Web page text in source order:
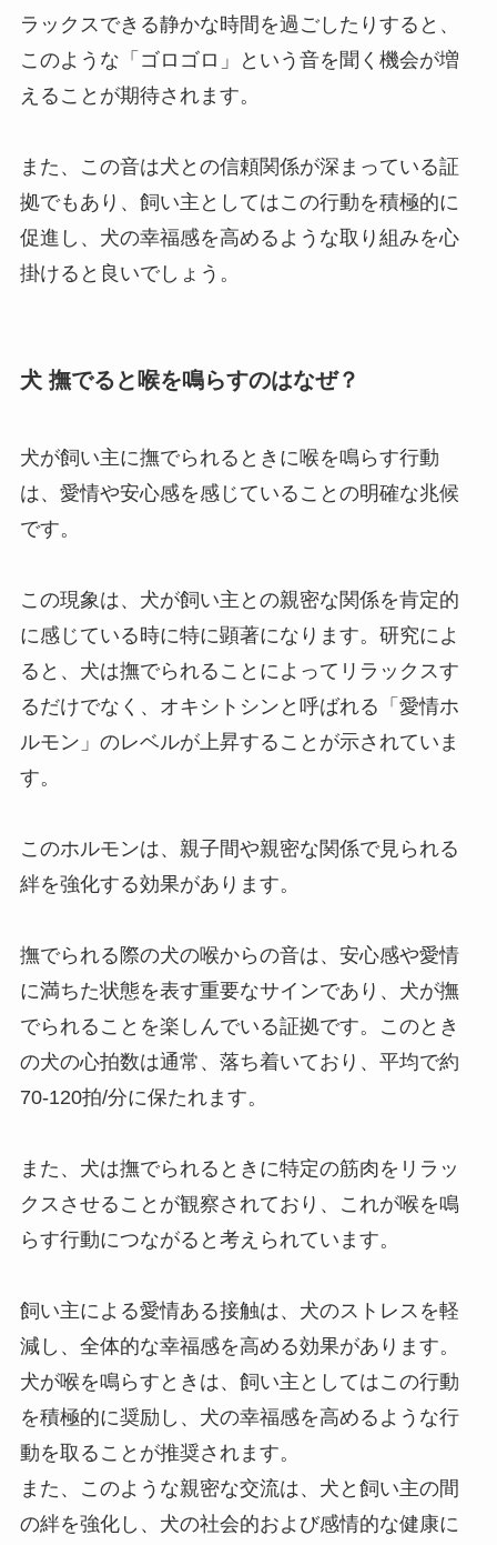
ラックスできる静かな時間を過ごしたりすると、
このような「ゴロゴロ」という音を聞く機会が増
えることが期待されます。
また、この音は犬との信頼関係が深まっている証
拠でもあり、飼い主としてはこの行動を積極的に
促進し、犬の幸福感を高めるような取り組みを心
掛けると良いでしょう。
犬 撫でると喉を鳴らすのはなぜ？
犬が飼い主に撫でられるときに喉を鳴らす行動
は、愛情や安心感を感じていることの明確な兆候
です。
この現象は、犬が飼い主との親密な関係を肯定的
に感じている時に特に顕著になります。研究によ
ると、犬は撫でられることによってリラックスす
るだけでなく、オキシトシンと呼ばれる「愛情ホ
ルモン」のレベルが上昇することが示されていま
す。
このホルモンは、親子間や親密な関係で見られる
絆を強化する効果があります。
撫でられる際の犬の喉からの音は、安心感や愛情
に満ちた状態を表す重要なサインであり、犬が撫
でられることを楽しんでいる証拠です。このとき
の犬の心拍数は通常、落ち着いており、平均で約
70-120拍/分に保たれます。
また、犬は撫でられるときに特定の筋肉をリラッ
クスさせることが観察されており、これが喉を鳴
らす行動につながると考えられています。
飼い主による愛情ある接触は、犬のストレスを軽
減し、全体的な幸福感を高める効果があります。
犬が喉を鳴らすときは、飼い主としてはこの行動
を積極的に奨励し、犬の幸福感を高めるような行
動を取ることが推奨されます。
また、このような親密な交流は、犬と飼い主の間
の絆を強化し、犬の社会的および感情的な健康に